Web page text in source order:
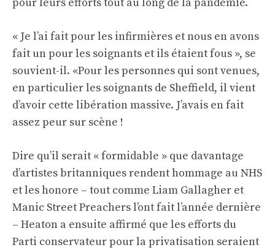
pour leurs efforts tout au long de la pandémie.
« Je l’ai fait pour les infirmières et nous en avons
fait un pour les soignants et ils étaient fous », se
souvient-il. «Pour les personnes qui sont venues,
en particulier les soignants de Sheffield, il vient
d’avoir cette libération massive. J’avais en fait
assez peur sur scène !
Dire qu’il serait « formidable » que davantage
d’artistes britanniques rendent hommage au NHS
et les honore – tout comme Liam Gallagher et
Manic Street Preachers l’ont fait l’année dernière
– Heaton a ensuite affirmé que les efforts du
Parti conservateur pour la privatisation seraient